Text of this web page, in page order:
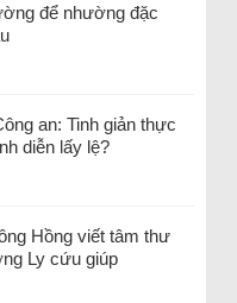
để nhường đặc
an: Tinh giản thực
diễn lấy lệ?
Hồng viết tâm thư
Ly cứu giúp